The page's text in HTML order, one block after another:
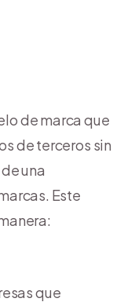
de marca que
de terceros sin
una
Este
que